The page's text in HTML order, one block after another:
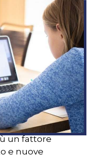
un fattore
e nuove